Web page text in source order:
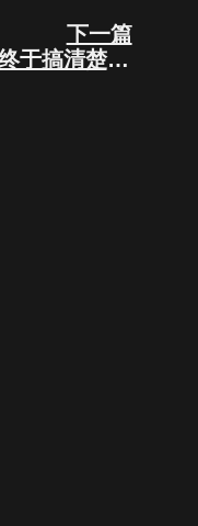
下一篇
今天终于搞清楚比特币和以太坊的区别了！